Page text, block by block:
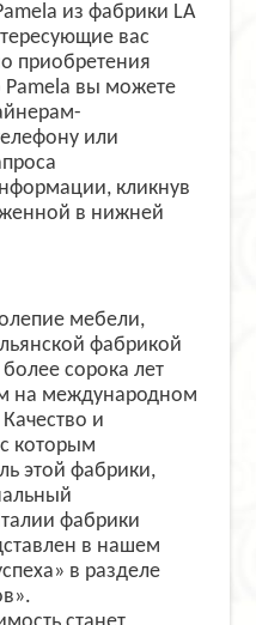
из фабрики LA
вас
приобретения
Pamela вы можете
или
кликнув
в нижней
мебели,
фабрикой
сорока лет
на международном
и
которым
этой фабрики,
фабрики
в нашем
в разделе